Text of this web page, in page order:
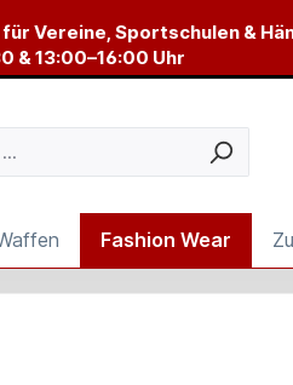
Vereine, Sportschulen &
& 13:00–16:00 Uhr
Fashion Wear